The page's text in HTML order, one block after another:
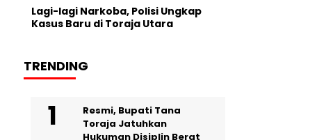
Lagi-lagi Narkoba, Polisi Ungkap
Kasus Baru di Toraja Utara
TRENDING
Resmi, Bupati Tana
Toraja Jatuhkan
Hukuman Disiplin Berat